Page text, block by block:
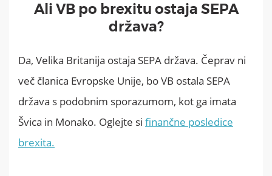
Ali VB po brexitu ostaja SEPA
država?
Da, Velika Britanija ostaja SEPA država. Čeprav ni
več članica Evropske Unije, bo VB ostala SEPA
država s podobnim sporazumom, kot ga imata
Švica in Monako. Oglejte si finančne posledice
brexita.